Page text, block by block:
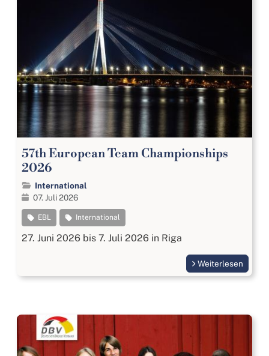
57th European Team Championships
2026
International
07. Juli 2026
EBL International
27. Juni 2026 bis 7. Juli 2026 in Riga
Weiterlesen